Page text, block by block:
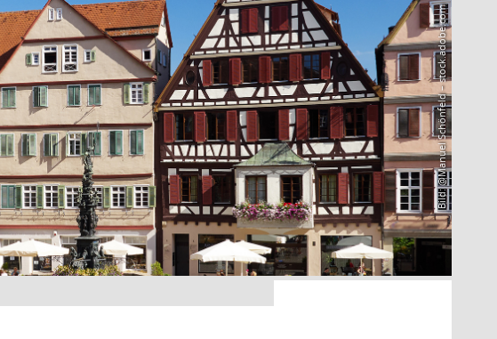
Bild: @Manuel Schönfeld – stock.adobe.com